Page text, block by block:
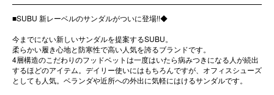
■SUBU 新レーベルのサンダルがついに登場!!◆
今までにない新しいサンダルを提案するSUBU。
柔らかい履き心地と防寒性で高い人気を誇るブランドです。
4層構造のこだわりのフッドベットは一度はいたら病みつきになる人が続出
するほどのアイテム。デイリー使いにはもちろんですが、オフィスシューズ
としても人気。ベランダや近所への外出に気軽にはけるサンダルです。